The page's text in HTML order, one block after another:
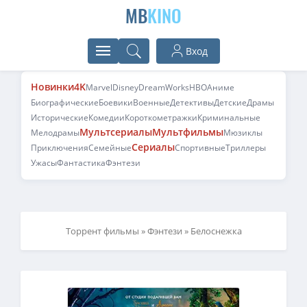
MBKINO
Вход
Новинки4KMarvelDisneyDreamWorksHBOАниме
БиографическиеБоевикиВоенныеДетективыДетскиеДрамы
ИсторическиеКомедииКороткометражкиКриминальные
МелодрамыМультсериалыМультфильмыМюзиклы
ПриключенияСемейныеСериалыСпортивныеТриллеры
УжасыФантастикаФэнтези
Торрент фильмы »Фэнтези » Белоснежка